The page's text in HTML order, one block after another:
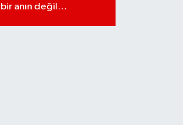
bir anın değil